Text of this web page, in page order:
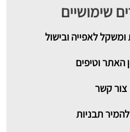
שימושיים
לאפייה ובישול
האתר וטיפים
צור קשר
תבניות